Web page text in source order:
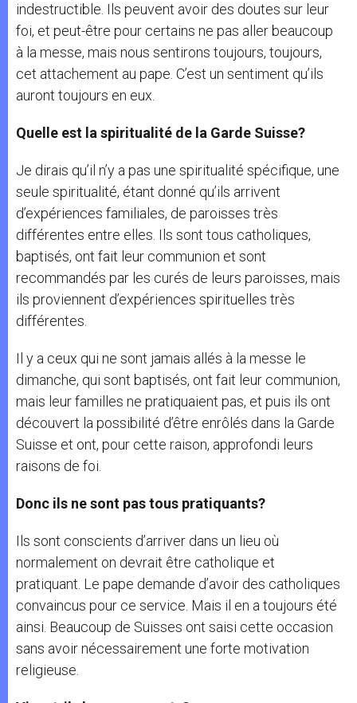
indestructible. Ils peuvent avoir des doutes sur leur
foi, et peut-être pour certains ne pas aller beaucoup
à la messe, mais nous sentirons toujours, toujours,
cet attachement au pape. C’est un sentiment qu’ils
auront toujours en eux.
Quelle est la spiritualité de la Garde Suisse?
Je dirais qu’il n’y a pas une spiritualité spécifique, une
seule spiritualité, étant donné qu’ils arrivent
d’expériences familiales, de paroisses très
différentes entre elles. Ils sont tous catholiques,
baptisés, ont fait leur communion et sont
recommandés par les curés de leurs paroisses, mais
ils proviennent d’expériences spirituelles très
différentes.
Il y a ceux qui ne sont jamais allés à la messe le
dimanche, qui sont baptisés, ont fait leur communion,
mais leur familles ne pratiquaient pas, et puis ils ont
découvert la possibilité d’être enrôlés dans la Garde
Suisse et ont, pour cette raison, approfondi leurs
raisons de foi.
Donc ils ne sont pas tous pratiquants?
Ils sont conscients d’arriver dans un lieu où
normalement on devrait être catholique et
pratiquant. Le pape demande d’avoir des catholiques
convaincus pour ce service. Mais il en a toujours été
ainsi. Beaucoup de Suisses ont saisi cette occasion
sans avoir nécessairement une forte motivation
religieuse.